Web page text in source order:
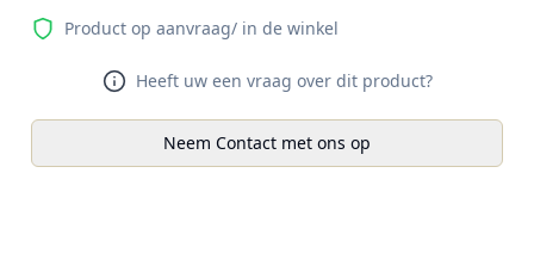
Product op aanvraag/ in de winkel
Heeft uw een vraag over dit product?
Neem Contact met ons op